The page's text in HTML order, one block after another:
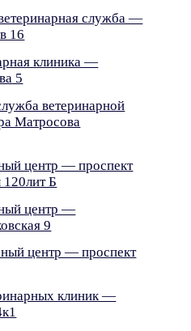
служба —
16
клиника —
5
ветеринарной
Матросова
центр — проспект
Б
центр —
9
центр — проспект
клиник —